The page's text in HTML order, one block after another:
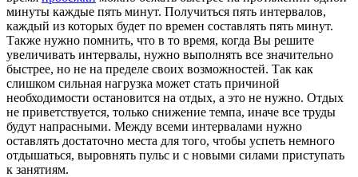
минуты каждые пять минут. Получиться пять интервалов,
каждый из которых будет по времен составлять пять минут.
Также нужно помнить, что в то время, когда Вы решите
увеличивать интервалы, нужно выполнять все значительно
быстрее, но не на пределе своих возможностей. Так как
слишком сильная нагрузка может стать причиной
необходимости остановится на отдых, а это не нужно. Отдых
не приветствуется, только снижение темпа, иначе все труды
будут напрасными. Между всеми интервалами нужно
оставлять достаточно места для того, чтобы успеть немного
отдышаться, выровнять пульс и с новыми силами приступать
к занятиям.